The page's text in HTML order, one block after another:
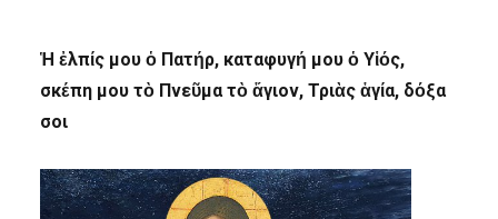
Ἡ ἐλπίς μου ὁ Πατήρ, καταφυγή μου ὁ Υἱός,
σκέπη μου τὸ Πνεῦμα τὸ ἅγιον, Τριὰς ἁγία, δόξα
σοι